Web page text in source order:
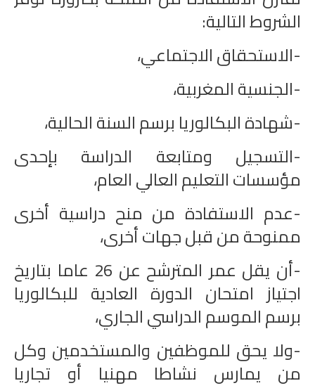
الشروط التالية:
-الاستحقاق الاجتماعي،
-الجنسية المغربية،
-شهادة البكالوريا برسم السنة الحالية،
-التسجيل ومتابعة الدراسة بإحدى
مؤسسات التعليم العالي العام،
-عدم الاستفادة من منح دراسية أخرى
ممنوحة من قبل جهات أخرى،
-أن يقل عمر المترشح عن 26 عاما بتاريخ
اجتياز امتحان الدورة العادية للبكالوريا
برسم الموسم الدراسي الجاري،
-ولا يحق للموظفين والمستخدمين وكل
من يمارس نشاطا مهنيا أو تجاريا